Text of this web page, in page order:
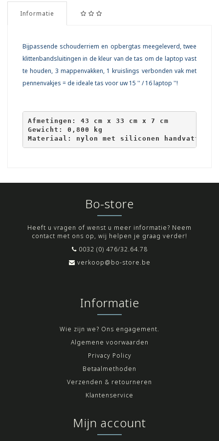
Informatie
Bijpassende schouderriem en opbergtas meegeleverd, twee
klittenbandsluitingen in de kleur van de tas om de laptop vast
te houden, 3 mappenvakken, 1 kruislings verbonden vak met
pennenvakjes = de ideale tas voor uw 15 '' / 16 laptop ''!
Afmetingen: 43 cm x 33 cm x 7 cm
Gewicht: 0,800 kg
Materiaal: nylon met siliconen handvatten
Bo-store
Heeft u vragen of wenst u meer informatie? Neem
contact met ons op, wij helpen je graag verder!
0032 (0) 476/32.64.78
verkoop@bo-store.be
Informatie
Wie zijn we? Ons engagement.
Algemene voorwaarden
Privacy Policy
Betaalmethoden
Verzenden & retourneren
Klantenservice
Mijn account